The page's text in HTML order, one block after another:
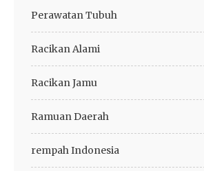
Perawatan Tubuh
Racikan Alami
Racikan Jamu
Ramuan Daerah
rempah Indonesia